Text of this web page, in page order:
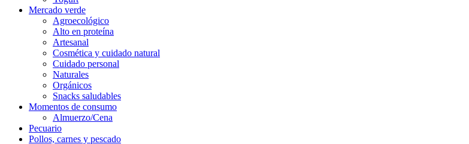
Mercado verde
Agroecológico
Alto en proteína
Artesanal
Cosmética y cuidado natural
Cuidado personal
Naturales
Orgánicos
Snacks saludables
Momentos de consumo
Almuerzo/Cena
Pecuario
Pollos, carnes y pescado